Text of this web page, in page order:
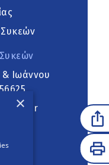
Ιωάννου
×